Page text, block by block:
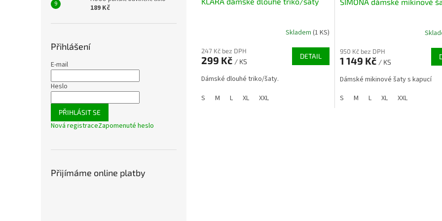
189 Kč
Přihlášení
E-mail
Heslo
PŘIHLÁSIT SE
Nová registraceZapomenuté heslo
Přijímáme online platby
Skladem (1 KS)
247 Kč bez DPH
299 Kč / KS
DETAIL
Dámské dlouhé triko/šaty.
S
M L XL XXL
950 Kč bez DPH
1 149 Kč / KS
Dámské mikinové šaty s kapucí
S
M L XL XXL